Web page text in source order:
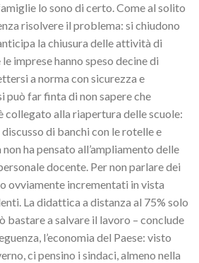
lo sono di certo. Come al solito
risolvere il problema: si chiudono
la chiusura delle attività di
imprese hanno speso decine di
a norma con sicurezza e
può far finta di non sapere che
collegato alla riapertura delle scuole:
di banchi con le rotelle e
ha pensato all’ampliamento delle
docente. Per non parlare dei
ovviamente incrementati in vista
La didattica a distanza al 75% solo
bastare a salvare il lavoro – conclude
l’economia del Paese: visto
ci pensino i sindaci, almeno nella